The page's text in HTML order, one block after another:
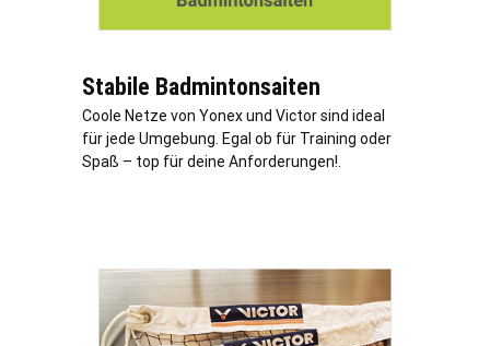
Stabile Badmintonsaiten
Coole Netze von Yonex und Victor sind ideal
für jede Umgebung. Egal ob für Training oder
Spaß – top für deine Anforderungen!.